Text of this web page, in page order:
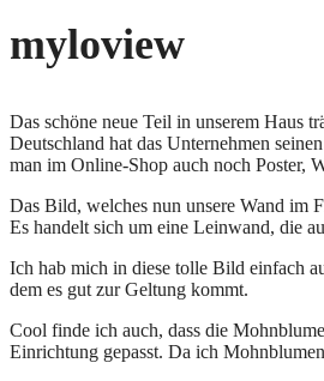
myloview
Das schöne neue Teil in unserem Haus
Deutschland hat das Unternehmen
man im Online-Shop auch noch Poster,
Das Bild, welches nun unsere Wand im
Es handelt sich um eine Leinwand, die
Ich hab mich in diese tolle Bild einfach
dem es gut zur Geltung kommt.
Cool finde ich auch, dass die
Einrichtung gepasst. Da ich